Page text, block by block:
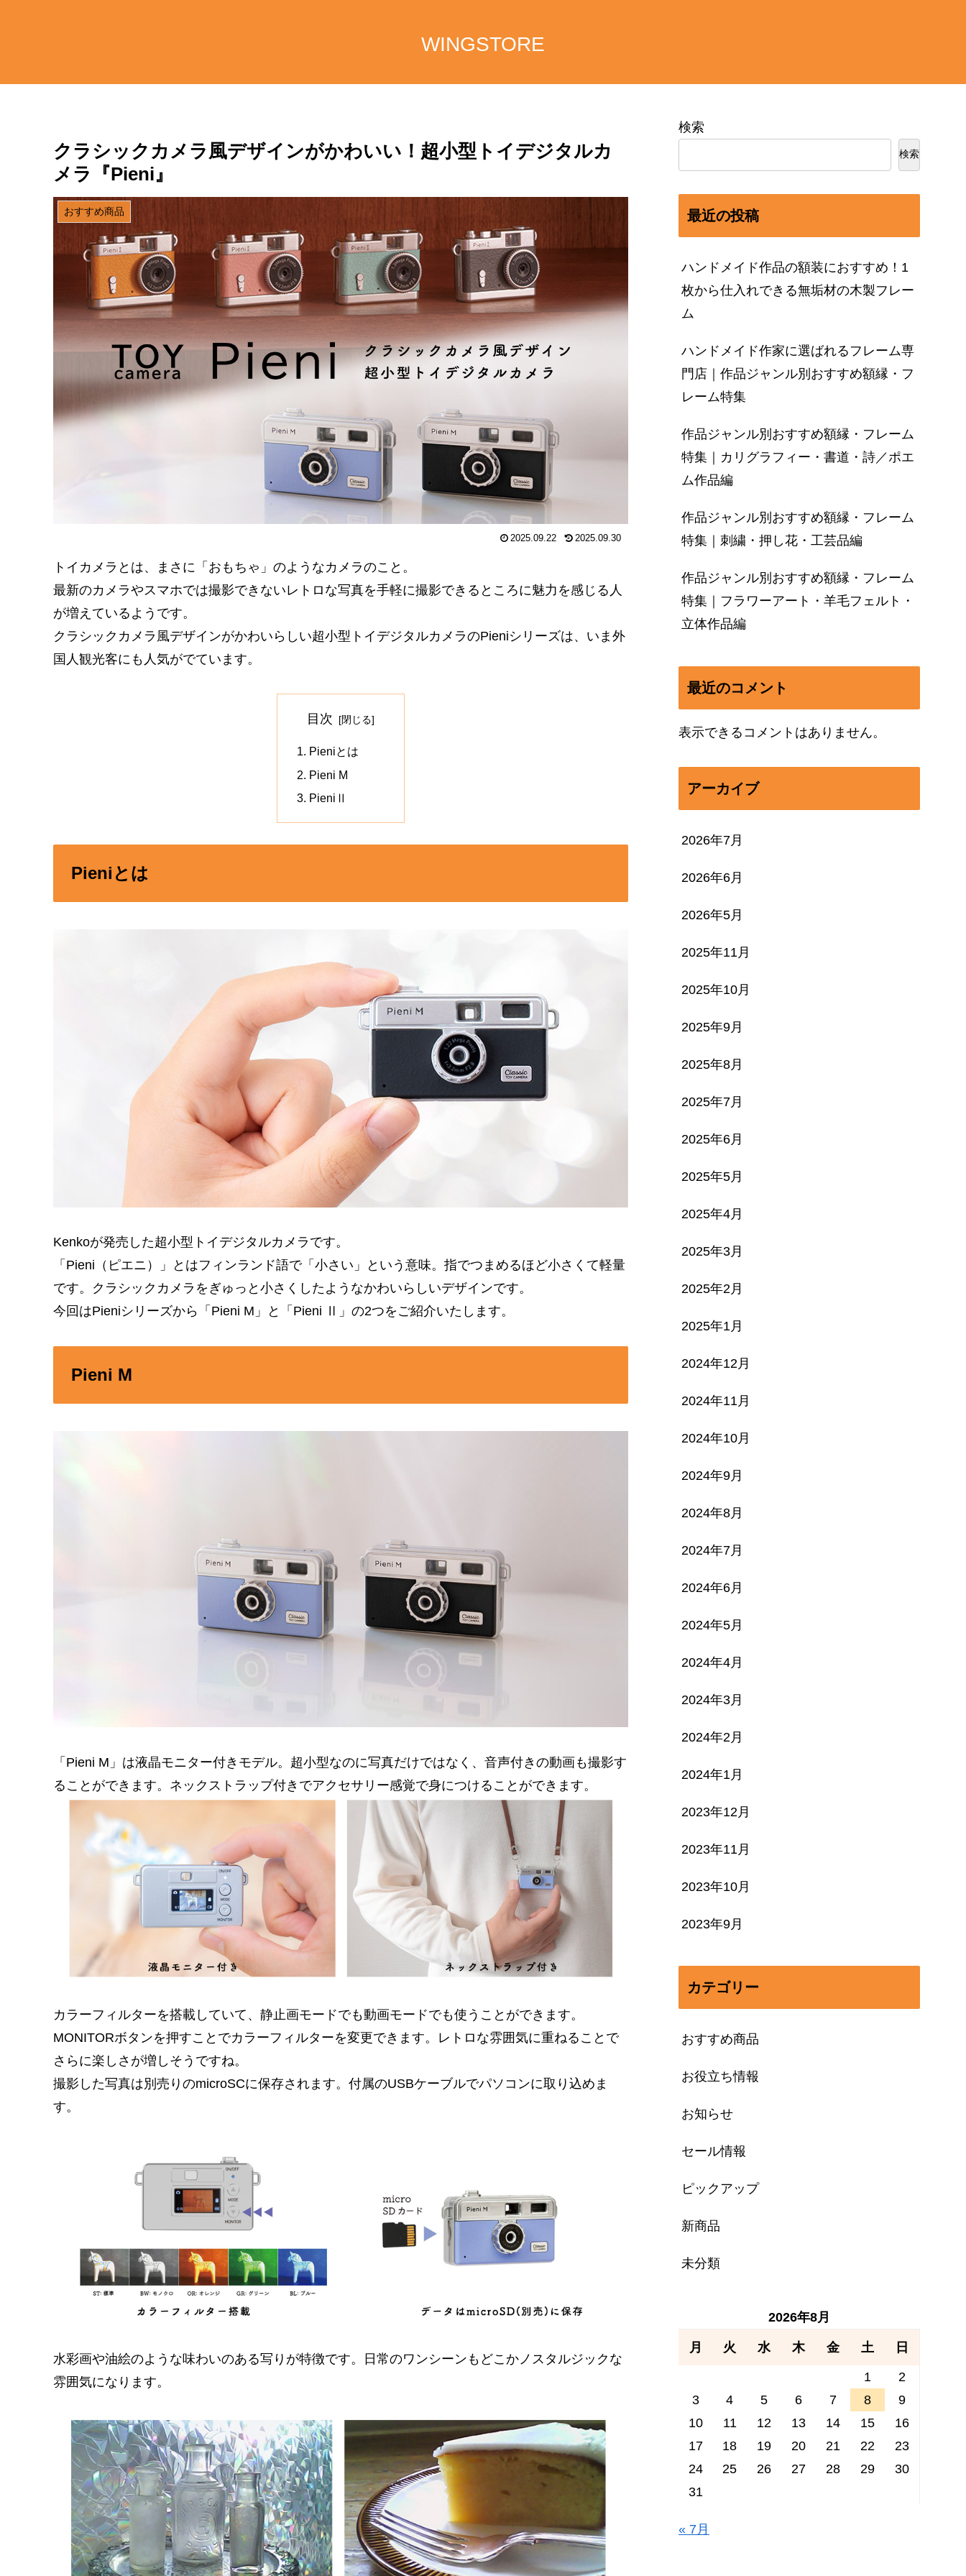
WINGSTORE
クラシックカメラ風デザインがかわいい！超小型トイデジタルカ
メラ『Pieni』
おすすめ商品
2025.09.22 2025.09.30
トイカメラとは、まさに「おもちゃ」のようなカメラのこと。
最新のカメラやスマホでは撮影できないレトロな写真を手軽に撮影できるところに魅力を感じる人
が増えているようです。
クラシックカメラ風デザインがかわいらしい超小型トイデジタルカメラのPieniシリーズは、いま外
国人観光客にも人気がでています。
目次
Pieniとは
Pieni M
PieniⅡ
Pieniとは
Kenkoが発売した超小型トイデジタルカメラです。
「Pieni（ピエニ）」とはフィンランド語で「小さい」という意味。指でつまめるほど小さくて軽量
です。クラシックカメラをぎゅっと小さくしたようなかわいらしいデザインです。
今回はPieniシリーズから「Pieni M」と「Pieni Ⅱ」の2つをご紹介いたします。
Pieni M
「Pieni M」は液晶モニター付きモデル。超小型なのに写真だけではなく、音声付きの動画も撮影す
ることができます。ネックストラップ付きでアクセサリー感覚で身につけることができます。
カラーフィルターを搭載していて、静止画モードでも動画モードでも使うことができます。
MONITORボタンを押すことでカラーフィルターを変更できます。レトロな雰囲気に重ねることで
さらに楽しさが増しそうですね。
撮影した写真は別売りのmicroSCに保存されます。付属のUSBケーブルでパソコンに取り込めま
す。
水彩画や油絵のような味わいのある写りが特徴です。日常のワンシーンもどこかノスタルジックな
雰囲気になります。
検索
検索
最近の投稿
ハンドメイド作品の額装におすすめ！1
枚から仕入れできる無垢材の木製フレー
ム
ハンドメイド作家に選ばれるフレーム専
門店｜作品ジャンル別おすすめ額縁・フ
レーム特集
作品ジャンル別おすすめ額縁・フレーム
特集｜カリグラフィー・書道・詩／ポエ
ム作品編
作品ジャンル別おすすめ額縁・フレーム
特集｜刺繍・押し花・工芸品編
作品ジャンル別おすすめ額縁・フレーム
特集｜フラワーアート・羊毛フェルト・
立体作品編
最近のコメント
表示できるコメントはありません。
アーカイブ
2026年7月
2026年6月
2026年5月
2025年11月
2025年10月
2025年9月
2025年8月
2025年7月
2025年6月
2025年5月
2025年4月
2025年3月
2025年2月
2025年1月
2024年12月
2024年11月
2024年10月
2024年9月
2024年8月
2024年7月
2024年6月
2024年5月
2024年4月
2024年3月
2024年2月
2024年1月
2023年12月
2023年11月
2023年10月
2023年9月
カテゴリー
おすすめ商品
お役立ち情報
お知らせ
セール情報
ピックアップ
新商品
未分類
2026年8月
月 火 水 木 金 土 日
1
2
3
4 5 6 7 8
9
10
11 12 13 14 15
16
17
18 19 20 21 22
23
24
25 26 27 28 29
30
31
« 7月